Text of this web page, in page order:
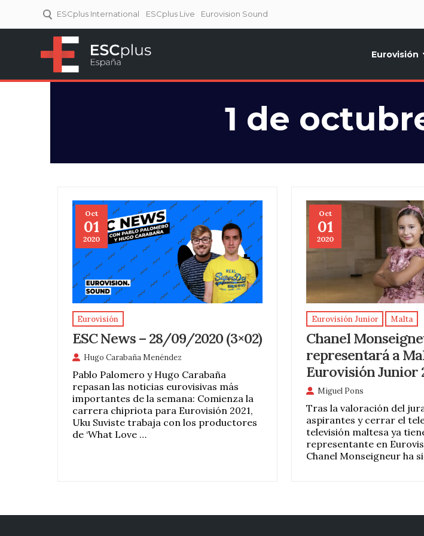
ESCplus International ESCplus Live Eurovision Sound
Eurovisión
1 de
Oct
01
2020
Eurovisión
ESC News – 28/09/2020 (3×02)
Hugo Carabaña Menéndez
Pablo Palomero y Hugo Carabaña
repasan las noticias eurovisivas más
importantes de la semana: Comienza la
carrera chipriota para Eurovisión 2021,
Uku Suviste trabaja con los productores
de ‘What Love …
Oct
01
2020
Eurovisión Junior Malta
Chanel
representará a
Eurovisión Junior
Miguel Pons
Tras la valoración del
aspirantes y cerrar el
televisión maltesa ya
representante en
Chanel Monseigneur ha